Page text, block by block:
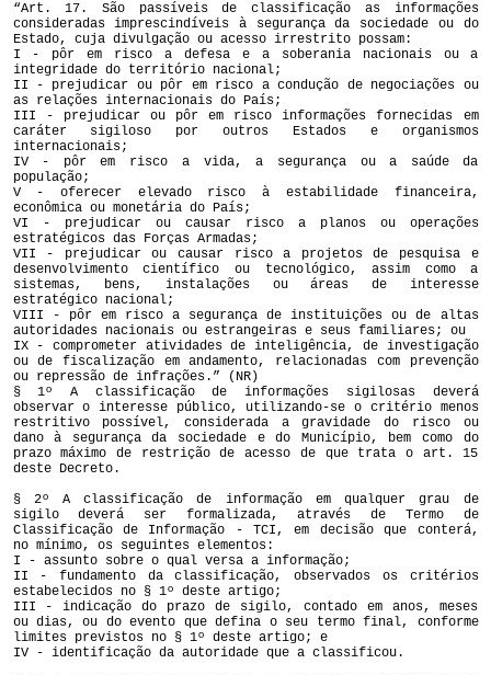
“Art. 17. São passíveis de classificação as informações
consideradas imprescindíveis à segurança da sociedade ou do
Estado, cuja divulgação ou acesso irrestrito possam:
I - pôr em risco a defesa e a soberania nacionais ou a
integridade do território nacional;
II - prejudicar ou pôr em risco a condução de negociações ou
as relações internacionais do País;
III - prejudicar ou pôr em risco informações fornecidas em
caráter sigiloso por outros Estados e organismos
internacionais;
IV - pôr em risco a vida, a segurança ou a saúde da
população;
V - oferecer elevado risco à estabilidade financeira,
econômica ou monetária do País;
VI - prejudicar ou causar risco a planos ou operações
estratégicos das Forças Armadas;
VII - prejudicar ou causar risco a projetos de pesquisa e
desenvolvimento científico ou tecnológico, assim como a
sistemas, bens, instalações ou áreas de interesse
estratégico nacional;
VIII - pôr em risco a segurança de instituições ou de altas
autoridades nacionais ou estrangeiras e seus familiares; ou
IX - comprometer atividades de inteligência, de investigação
ou de fiscalização em andamento, relacionadas com prevenção
ou repressão de infrações.” (NR)
§ 1º A classificação de informações sigilosas deverá
observar o interesse público, utilizando-se o critério menos
restritivo possível, considerada a gravidade do risco ou
dano à segurança da sociedade e do Município, bem como do
prazo máximo de restrição de acesso de que trata o art. 15
deste Decreto.
§ 2º A classificação de informação em qualquer grau de
sigilo deverá ser formalizada, através de Termo de
Classificação de Informação - TCI, em decisão que conterá,
no mínimo, os seguintes elementos:
I - assunto sobre o qual versa a informação;
II - fundamento da classificação, observados os critérios
estabelecidos no § 1º deste artigo;
III - indicação do prazo de sigilo, contado em anos, meses
ou dias, ou do evento que defina o seu termo final, conforme
limites previstos no § 1º deste artigo; e
IV - identificação da autoridade que a classificou.